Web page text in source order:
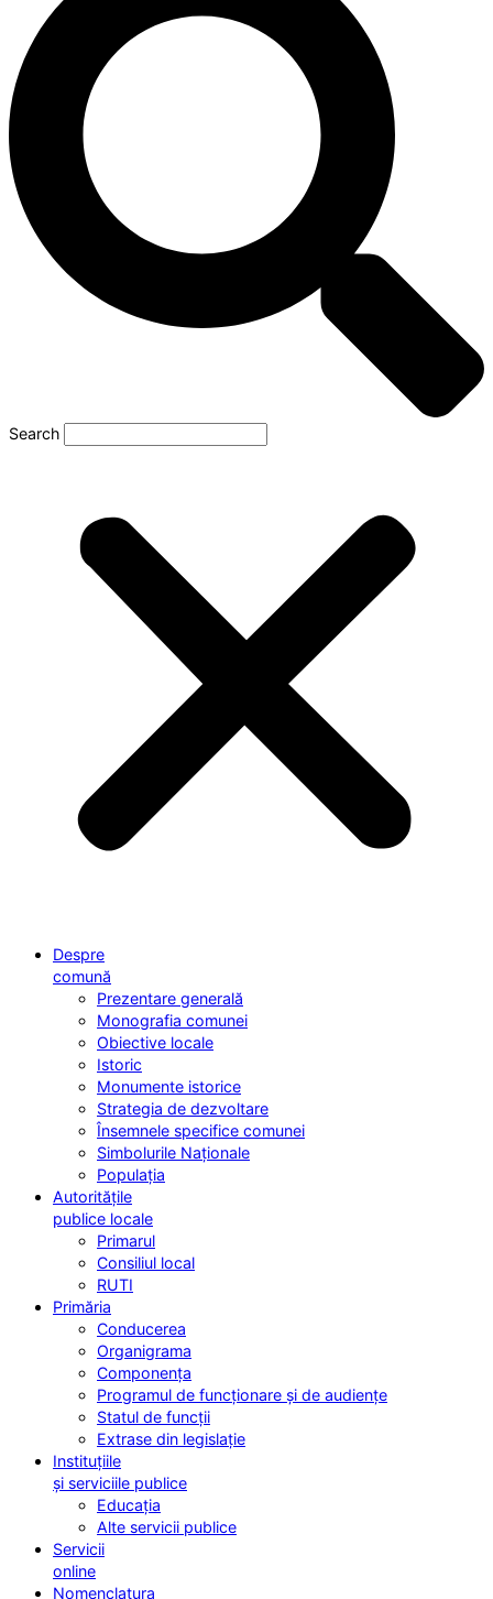
Search
Despre
comună
Prezentare generală
Monografia comunei
Obiective locale
Istoric
Monumente istorice
Strategia de dezvoltare
Însemnele specifice comunei
Simbolurile Naționale
Populația
Autoritățile
publice locale
Primarul
Consiliul local
RUTI
Primăria
Conducerea
Organigrama
Componența
Programul de funcționare și de audiențe
Statul de funcții
Extrase din legislație
Instituțiile
și serviciile publice
Educația
Alte servicii publice
Servicii
online
Nomenclatura